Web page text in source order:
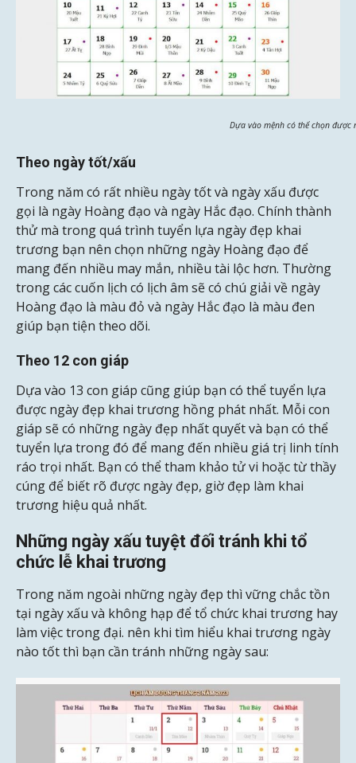
Dựa vào mệnh có thể chọn được
Theo ngày tốt/xấu
Trong năm có rất nhiều ngày tốt và ngày xấu được
gọi là ngày Hoàng đạo và ngày Hắc đạo. Chính thành
thử mà trong quá trình tuyển lựa ngày đẹp khai
trương bạn nên chọn những ngày Hoàng đạo để
mang đến nhiều may mắn, nhiều tài lộc hơn. Thường
trong các cuốn lịch có lịch âm sẽ có chú giải về ngày
Hoàng đạo là màu đỏ và ngày Hắc đạo là màu đen
giúp bạn tiện theo dõi.
Theo 12 con giáp
Dựa vào 13 con giáp cũng giúp bạn có thể tuyển lựa
được ngày đẹp khai trương hồng phát nhất. Mỗi con
giáp sẽ có những ngày đẹp nhất quyết và bạn có thể
tuyển lựa trong đó để mang đến nhiều giá trị linh tính
ráo trọi nhất. Bạn có thể tham khảo tử vi hoặc từ thầy
cúng để biết rõ được ngày đẹp, giờ đẹp làm khai
trương hiệu quả nhất.
Những ngày xấu tuyệt đối tránh khi tổ
chức lễ khai trương
Trong năm ngoài những ngày đẹp thì vững chắc tồn
tại ngày xấu và không hạp để tổ chức khai trương hay
làm việc trong đại. nên khi tìm hiểu khai trương ngày
nào tốt thì bạn cần tránh những ngày sau: